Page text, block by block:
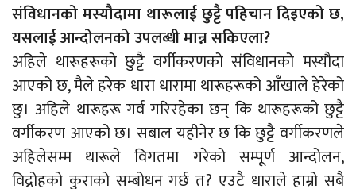
संविधानको मस्यौदामा थारूलाई छुट्टै पहिचान दिइएको छ,
यसलाई आन्दोलनको उपलब्धी मान्न सकिएला?
अहिले थारूहरूको छुट्टै वर्गीकरणको संविधानको मस्यौदा
आएको छ, मैले हरेक धारा धारामा थारूहरूको आँखाले हेरेको
छु। अहिले थारूहरू गर्व गरिरहेका छन् कि थारूहरूको छुट्टै
वर्गीकरण आएको छ। सबाल यहीनेर छ कि छुट्टै वर्गीकरणले
अहिलेसम्म थारूले विगतमा गरेको सम्पूर्ण आन्दोलन,
विद्रोहको कुराको सम्बोधन गर्छ त? एउटै धाराले हाम्रो सबै